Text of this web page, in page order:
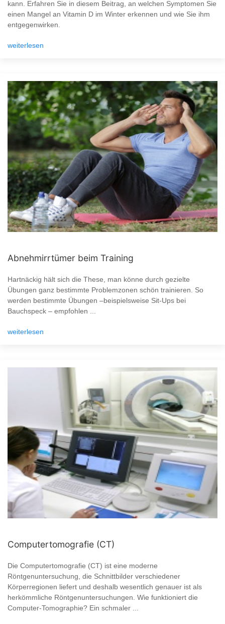
kann. Erfahren Sie in diesem Beitrag, an welchen Symptomen Sie
einen Mangel an Vitamin D im Winter erkennen und wie Sie ihm
entgegenwirken.
weiterlesen
Abnehmirrtümer beim Training
Hartnäckig hält sich die These, man könne durch gezielte
Übungen ganz bestimmte Problemzonen schön trainieren. So
werden bestimmte Übungen –beispielsweise Sit-Ups bei
Bauchspeck – empfohlen ...
weiterlesen
Computertomografie (CT)
Die Computertomografie (CT) ist eine moderne
Röntgenuntersuchung, die Schnittbilder verschiedener
Körperregionen liefert und deshalb wesentlich genauer ist als
herkömmliche Röntgenuntersuchungen. Wie funktioniert die
Computer-Tomographie? Ein schmaler ...